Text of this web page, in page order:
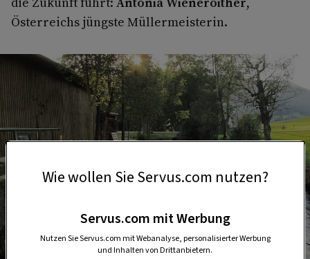
Österreichs jüngste Müllermeisterin.
Wie wollen Sie Servus.com nutzen?
Servus.com mit Werbung
Nutzen Sie Servus.com mit Webanalyse, personalisierter Werbung
und Inhalten von Drittanbietern.